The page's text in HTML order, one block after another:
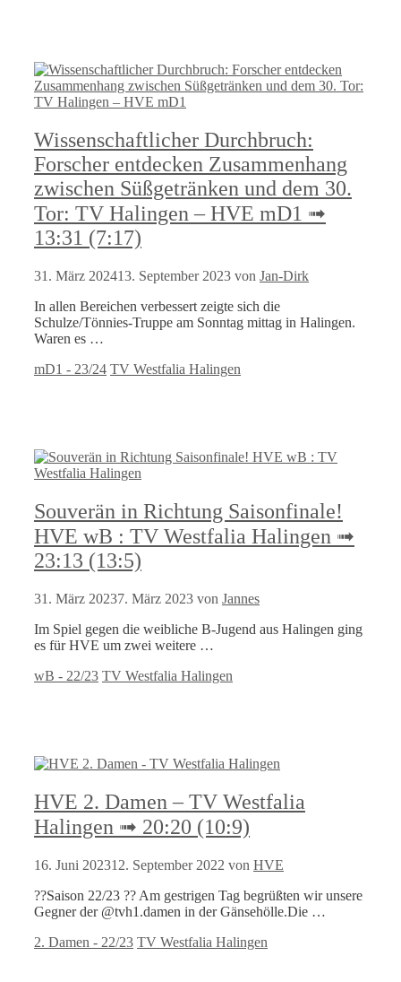
Wissenschaftlicher Durchbruch:
Forscher entdecken Zusammenhang
zwischen Süßgetränken und dem 30.
Tor: TV Halingen – HVE mD1 ➟
13:31 (7:17)
31. März 202413. September 2023 von Jan-Dirk
In allen Bereichen verbessert zeigte sich die
Schulze/Tönnies-Truppe am Sonntag mittag in Halingen.
Waren es …
Kategorien
mD1 - 23/24 Schlagwörter
TV Westfalia Halingen
Souverän in Richtung Saisonfinale!
HVE wB : TV Westfalia Halingen ➟
23:13 (13:5)
31. März 20237. März 2023 von Jannes
Im Spiel gegen die weibliche B-Jugend aus Halingen ging
es für HVE um zwei weitere …
Kategorien
wB - 22/23 Schlagwörter
TV Westfalia Halingen
HVE 2. Damen – TV Westfalia
Halingen ➟ 20:20 (10:9)
16. Juni 202312. September 2022 von HVE
??Saison 22/23 ?? Am gestrigen Tag begrüßten wir unsere
Gegner der @tvh1.damen in der Gänsehölle.Die …
Kategorien
2. Damen - 22/23 Schlagwörter
TV Westfalia Halingen